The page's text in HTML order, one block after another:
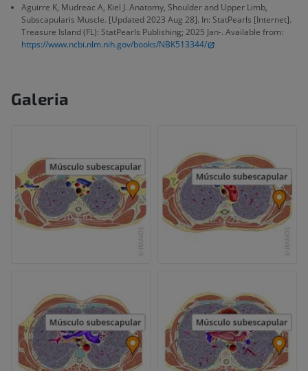
Aguirre K, Mudreac A, Kiel J. Anatomy, Shoulder and Upper Limb,
Subscapularis Muscle. [Updated 2023 Aug 28]. In: StatPearls [Internet].
Treasure Island (FL): StatPearls Publishing; 2025 Jan-. Available from:
https://www.ncbi.nlm.nih.gov/books/NBK513344/
Galeria